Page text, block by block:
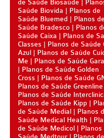
BIO SAÚDE PLANO DE
BIOVIDA PLANO DE SAÚDE
BLUE MED PLANO DE SAÚDE
CLASSES PLANO DE SAÚDE
CUIDAR ME PLANO DE
GARANTIA GS PLANO DE
GNDI PLANO DE SAÚDE
de Saúde Biosaúde
Saúde Biovida
Planos de
Saúde Bluemed
Planos de
Saúde Bradesco
Planos
Saúde Caixa
Planos de
Classes
Planos de Saúde
Azul
Planos de Saúde
Me
Planos de Saúde
Planos de Saúde Golden
Cross
Planos de Saúde
Planos de Saúde Greenline
Planos de Saúde
Planos de Saúde Kipp
de Saúde Medial
Planos
Saúde Medical Health
de Saúde Medicol
Planos